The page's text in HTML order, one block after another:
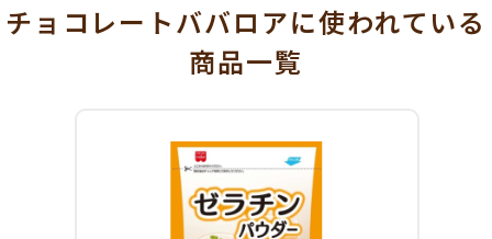
チョコレートババロアに使われている
商品一覧